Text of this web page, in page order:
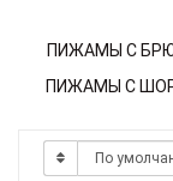
ПИЖАМЫ С
ПИЖАМЫ С